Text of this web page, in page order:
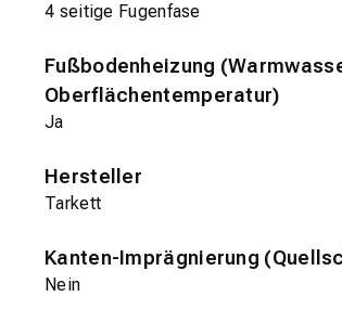
4 seitige Fugenfase
Fußbodenheizung
Oberflächentemperatur)
Ja
Hersteller
Tarkett
Kanten-Imprägnierung
Nein